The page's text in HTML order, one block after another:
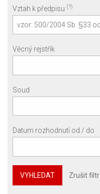
Vztah k předpisu (?)
Věcný rejstřík
Soud
Datum rozhodnutí od / do
VYHLEDAT Zrušit filtr